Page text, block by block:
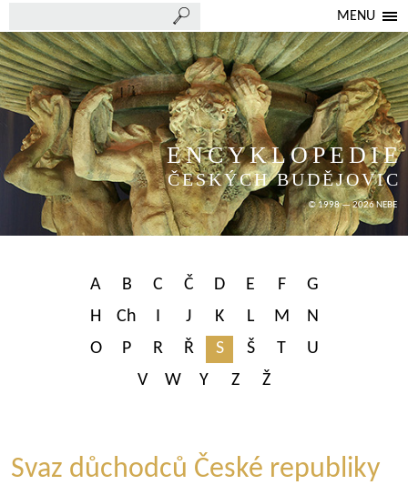
MENU
ENCYKLOPEDIE
ČESKÝCH BUDĚJOVIC
© 1998 — 2026 NEBE
A B C Č D E F
G
H
Ch I J K L M
N
O
P R Ř S Š T
U
V
W Y Z Ž
Svaz důchodců České republiky